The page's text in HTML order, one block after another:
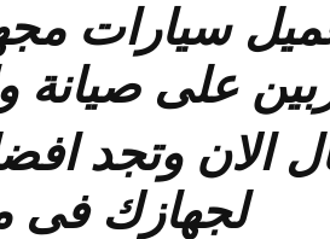
سيارات
على صيانة
الان وتجد
لجهازك فى